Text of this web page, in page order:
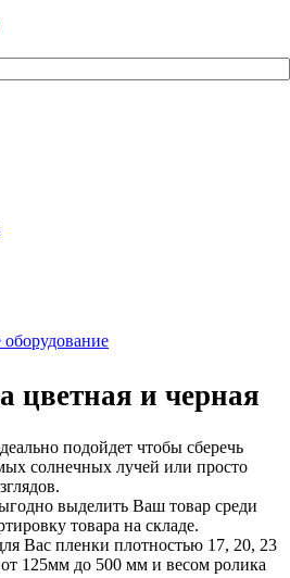
оборудование
цветная и черная
подойдет чтобы сберечь
солнечных лучей или просто
выделить Ваш товар среди
товара на складе.
Вас пленки плотностью 17, 20, 23
125мм до 500 мм и весом ролика